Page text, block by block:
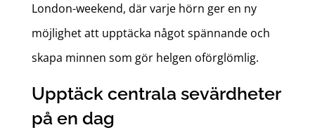
London-weekend, där varje hörn ger en ny
möjlighet att upptäcka något spännande och
skapa minnen som gör helgen oförglömlig.
Upptäck centrala sevärdheter
på en dag